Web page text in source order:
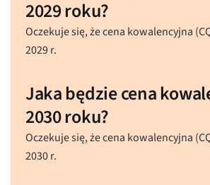
2029 roku?
Oczekuje się, że cena kowalencyjna
2029 r.
Jaka będzie cena
2030 roku?
Oczekuje się, że cena kowalencyjna
2030 r.